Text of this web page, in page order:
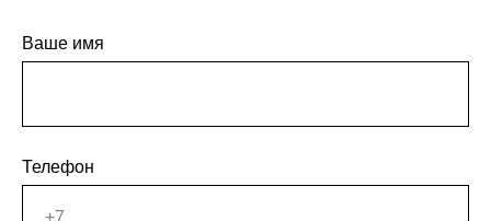
Ваше имя
Телефон